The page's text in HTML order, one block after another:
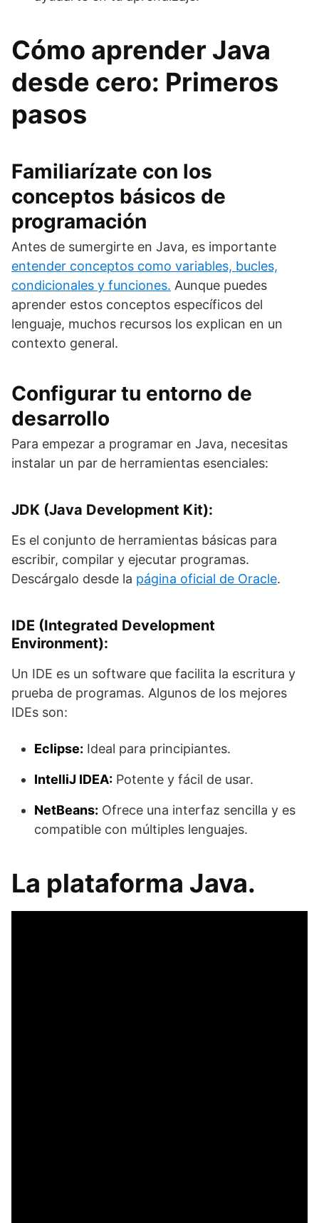
Cómo aprender Java
desde cero: Primeros
pasos
Familiarízate con los
conceptos básicos de
programación
Antes de sumergirte en Java, es importante
entender conceptos como variables, bucles,
condicionales y funciones. Aunque puedes
aprender estos conceptos específicos del
lenguaje, muchos recursos los explican en un
contexto general.
Configurar tu entorno de
desarrollo
Para empezar a programar en Java, necesitas
instalar un par de herramientas esenciales:
JDK (Java Development Kit):
Es el conjunto de herramientas básicas para
escribir, compilar y ejecutar programas.
Descárgalo desde la página oficial de Oracle.
IDE (Integrated Development
Environment):
Un IDE es un software que facilita la escritura y
prueba de programas. Algunos de los mejores
IDEs son:
Eclipse: Ideal para principiantes.
IntelliJ IDEA: Potente y fácil de usar.
NetBeans: Ofrece una interfaz sencilla y es
compatible con múltiples lenguajes.
La plataforma Java.